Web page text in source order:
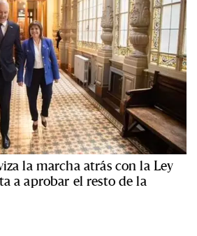
la marcha atrás con la Ley
a aprobar el resto de la